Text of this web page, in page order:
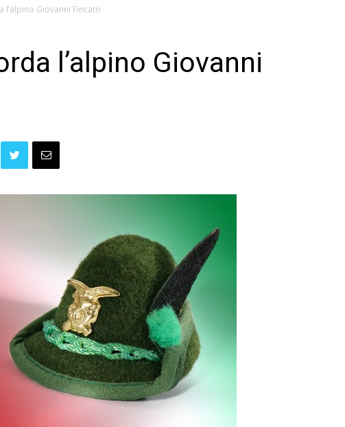
Sociale
l’alpino Giovanni Fincato
l’alpino Giovanni